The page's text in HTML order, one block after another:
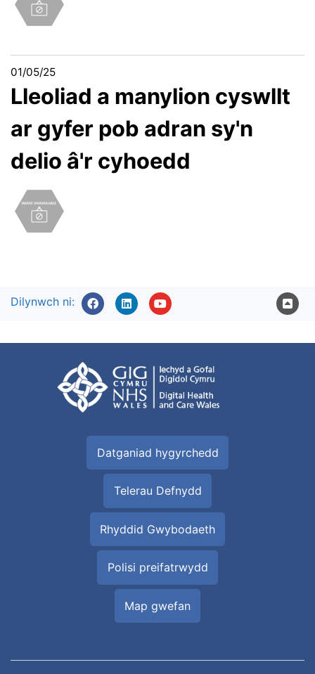
01/05/25
Lleoliad a manylion cyswllt
ar gyfer pob adran sy'n
delio â'r cyhoedd
Dilynwch ni:
Datganiad hygyrchedd
Telerau Defnydd
Rhyddid Gwybodaeth
Polisi preifatrwydd
Map gwefan